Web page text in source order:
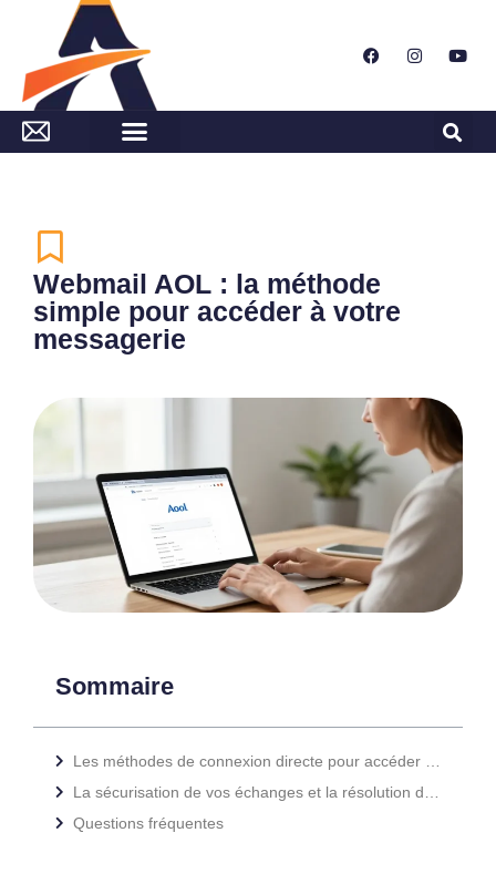
Webmail AOL : la méthode
simple pour accéder à votre
messagerie
Sommaire
Questions fréquentes